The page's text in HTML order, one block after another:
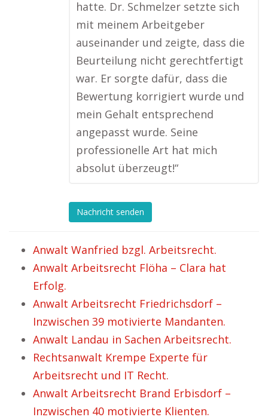
hatte. Dr. Schmelzer setzte sich
mit meinem Arbeitgeber
auseinander und zeigte, dass die
Beurteilung nicht gerechtfertigt
war. Er sorgte dafür, dass die
Bewertung korrigiert wurde und
mein Gehalt entsprechend
angepasst wurde. Seine
professionelle Art hat mich
absolut überzeugt!“
Nachricht senden
Anwalt Wanfried bzgl. Arbeitsrecht.
Anwalt Arbeitsrecht Flöha – Clara hat
Erfolg.
Anwalt Arbeitsrecht Friedrichsdorf –
Inzwischen 39 motivierte Mandanten.
Anwalt Landau in Sachen Arbeitsrecht.
Rechtsanwalt Krempe Experte für
Arbeitsrecht und IT Recht.
Anwalt Arbeitsrecht Brand Erbisdorf –
Inzwischen 40 motivierte Klienten.